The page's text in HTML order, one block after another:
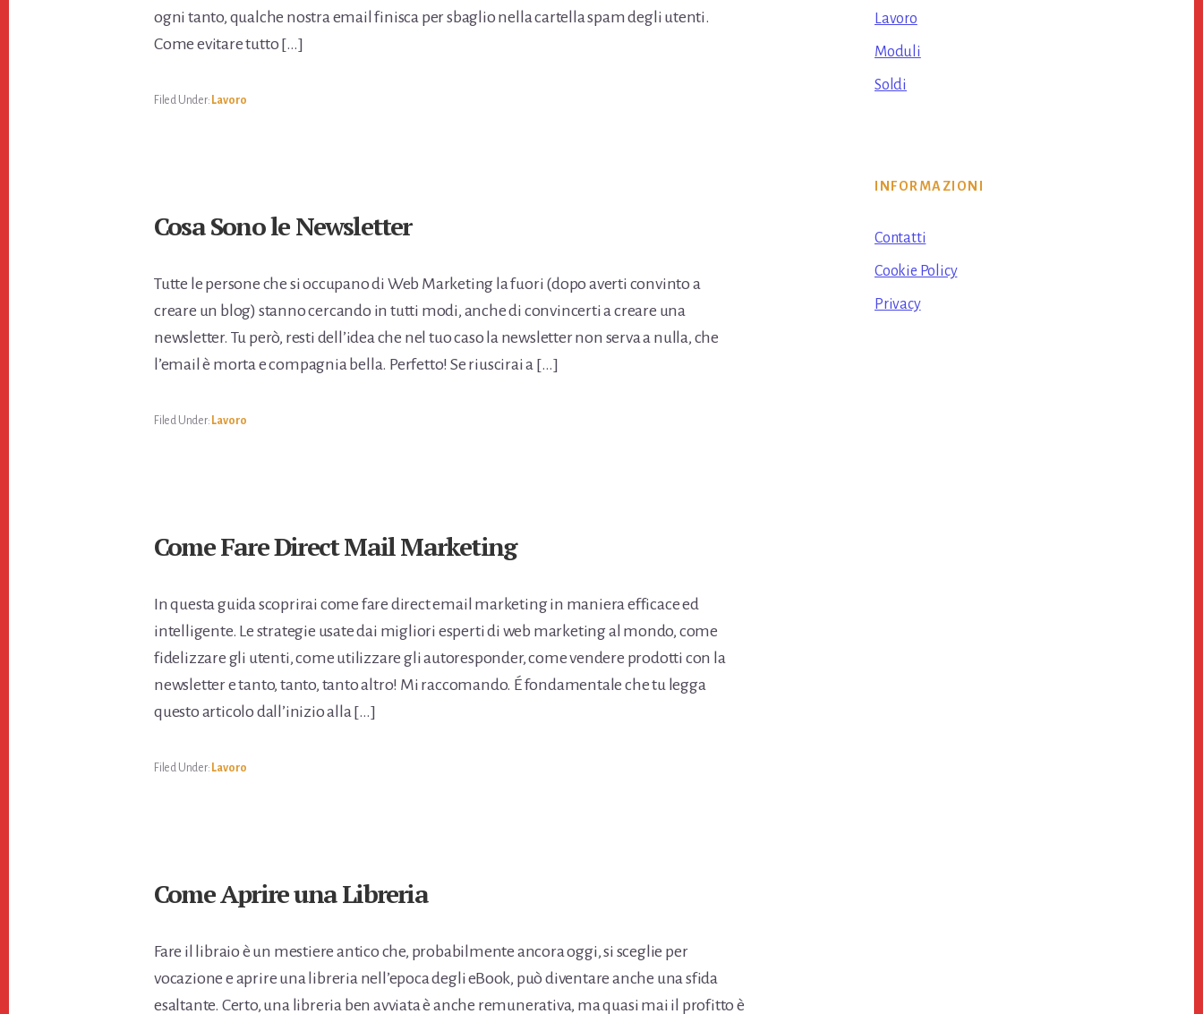
ogni tanto, qualche nostra email finisca per sbaglio nella cartella spam degli utenti.
Come evitare tutto […]
Filed Under: Lavoro
Cosa Sono le Newsletter
Tutte le persone che si occupano di Web Marketing la fuori (dopo averti convinto a
creare un blog) stanno cercando in tutti modi, anche di convincerti a creare una
newsletter. Tu però, resti dell’idea che nel tuo caso la newsletter non serva a nulla, che
l’email è morta e compagnia bella. Perfetto! Se riuscirai a […]
Filed Under: Lavoro
Come Fare Direct Mail Marketing
In questa guida scoprirai come fare direct email marketing in maniera efficace ed
intelligente. Le strategie usate dai migliori esperti di web marketing al mondo, come
fidelizzare gli utenti, come utilizzare gli autoresponder, come vendere prodotti con la
newsletter e tanto, tanto, tanto altro! Mi raccomando. É fondamentale che tu legga
questo articolo dall’inizio alla […]
Filed Under: Lavoro
Come Aprire una Libreria
Fare il libraio è un mestiere antico che, probabilmente ancora oggi, si sceglie per
vocazione e aprire una libreria nell’epoca degli eBook, può diventare anche una sfida
esaltante. Certo, una libreria ben avviata è anche remunerativa, ma quasi mai il profitto è
Lavoro
Moduli
Soldi
INFORMAZIONI
Contatti
Cookie Policy
Privacy